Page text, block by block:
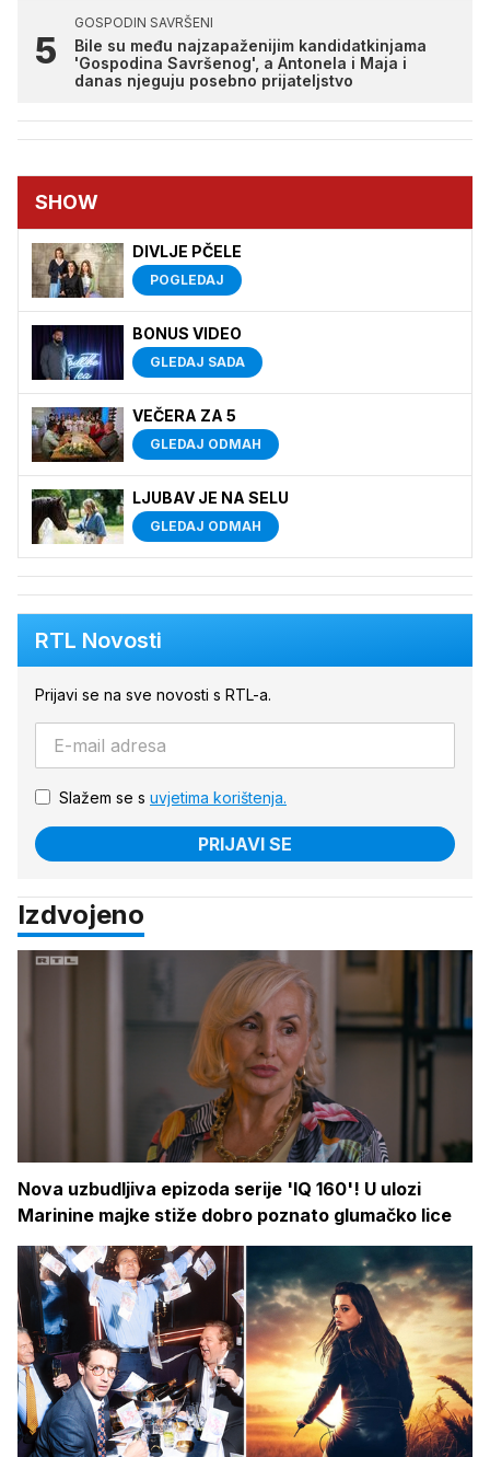
GOSPODIN SAVRŠENI
Bile su među najzapaženijim kandidatkinjama
'Gospodina Savršenog', a Antonela i Maja i
danas njeguju posebno prijateljstvo
SHOW
DIVLJE PČELE
POGLEDAJ
BONUS VIDEO
GLEDAJ SADA
VEČERA ZA 5
GLEDAJ ODMAH
LJUBAV JE NA SELU
GLEDAJ ODMAH
RTL Novosti
Prijavi se na sve novosti s RTL-a.
Slažem se s uvjetima korištenja.
PRIJAVI SE
Izdvojeno
Nova uzbudljiva epizoda serije 'IQ 160'! U ulozi
Marinine majke stiže dobro poznato glumačko lice